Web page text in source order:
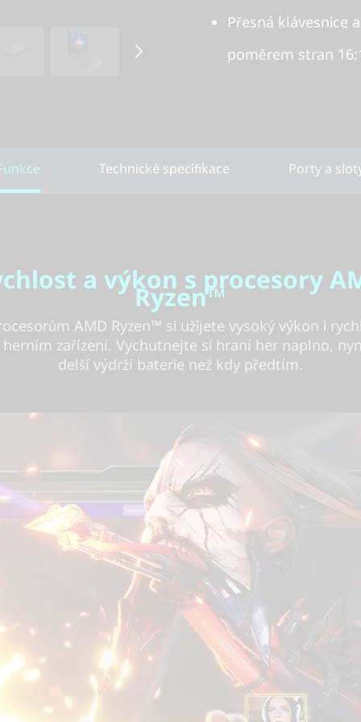
Přesná klávesnice
poměrem stran
Technické specifikace Porty a
a výkon s procesory
Ryzen™
AMD Ryzen™ si užijete vysoký výkon i
zařízení. Vychutnejte si hraní her naplno,
delší výdrží baterie než kdy předtím.